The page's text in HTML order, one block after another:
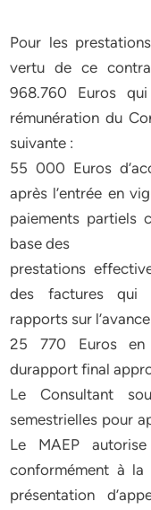
Pour les
vertu de ce
968.760 Euros
rémunération du
suivante :
55 000 Euros
après l’entrée en
paiements partiels
base des
prestations
des factures qui
rapports sur
25 770 Euros en
durapport final
Le Consultant
semestrielles pour
Le MAEP
conformément à
présentation